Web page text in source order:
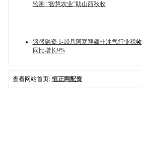
监测 “智慧农业”助山西秋收
镕盛融资 1-10月阿塞拜疆非油气行业税收
同比增长9%
查看网站首页:恒正网配资